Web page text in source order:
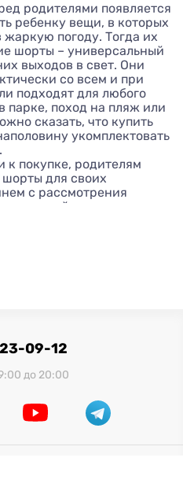
родителями появляется
ребенку вещи, в которых
жаркую погоду. Тогда их
шорты – универсальный
выходов в свет. Они
со всем и при
подходят для любого
парке, поход на пляж или
сказать, что купить
укомплектовать
к покупке, родителям
шорты для своих
с рассмотрения
найти в детских
для прогулок в парке
Они легкие, свободные и
в таких на самокате –
для походов к морю
очень быстро
подходят для отдыха
09-12
до 20:00